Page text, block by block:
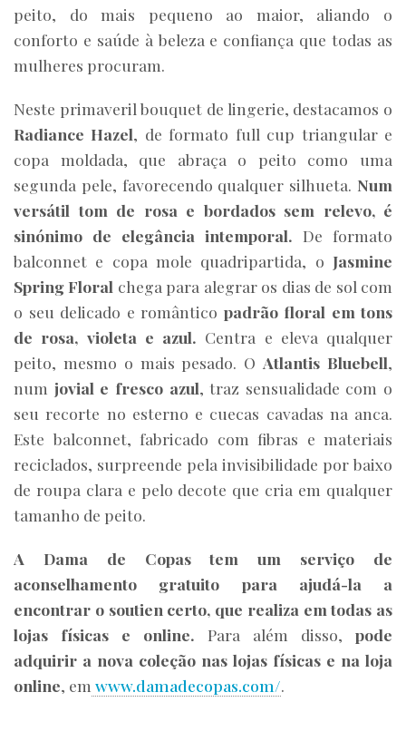
peito, do mais pequeno ao maior, aliando o
conforto e saúde à beleza e confiança que todas as
mulheres procuram.
Neste primaveril bouquet de lingerie, destacamos o
Radiance Hazel, de formato full cup triangular e
copa moldada, que abraça o peito como uma
segunda pele, favorecendo qualquer silhueta. Num
versátil tom de rosa e bordados sem relevo, é
sinónimo de elegância intemporal. De formato
balconnet e copa mole quadripartida, o Jasmine
Spring Floral chega para alegrar os dias de sol com
o seu delicado e romântico padrão floral em tons
de rosa, violeta e azul. Centra e eleva qualquer
peito, mesmo o mais pesado. O Atlantis Bluebell,
num jovial e fresco azul, traz sensualidade com o
seu recorte no esterno e cuecas cavadas na anca.
Este balconnet, fabricado com fibras e materiais
reciclados, surpreende pela invisibilidade por baixo
de roupa clara e pelo decote que cria em qualquer
tamanho de peito.
A Dama de Copas tem um serviço de
aconselhamento gratuito para ajudá-la a
encontrar o soutien certo, que realiza em todas as
lojas físicas e online. Para além disso, pode
adquirir a nova coleção nas lojas físicas e na loja
online, em www.damadecopas.com/.